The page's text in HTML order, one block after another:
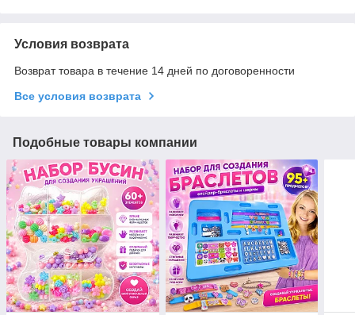
Условия возврата
Возврат товара в течение 14 дней по договоренности
Все условия возврата
Подобные товары компании